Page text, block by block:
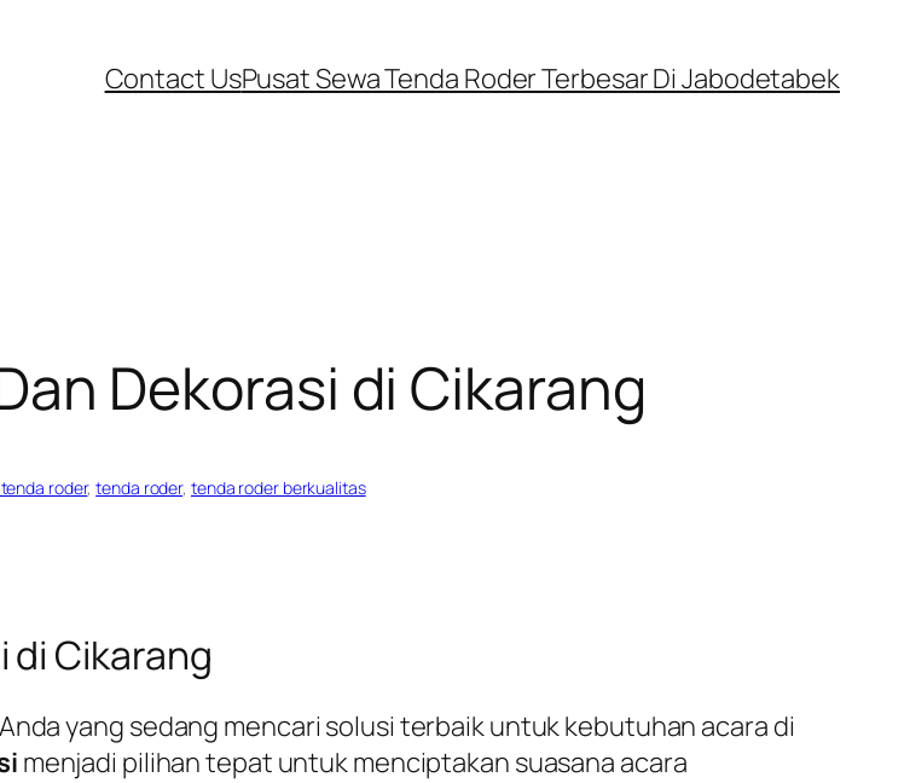
Contact UsPusat Sewa Tenda Roder Terbesar Di Jabodetabek
Dekorasi di Cikarang
roder, tenda roder, tenda roder berkualitas
di Cikarang
yang sedang mencari solusi terbaik untuk kebutuhan acara di
menjadi pilihan tepat untuk menciptakan suasana acara